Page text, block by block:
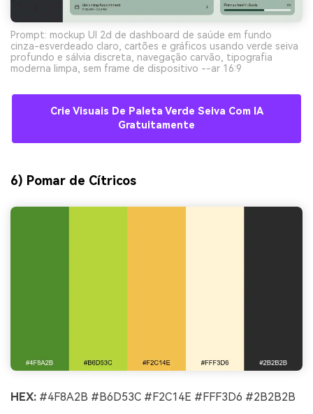
Prompt: mockup UI 2d de dashboard de saúde em fundo
cinza-esverdeado claro, cartões e gráficos usando verde seiva
profundo e sálvia discreta, navegação carvão, tipografia
moderna limpa, sem frame de dispositivo --ar 16:9
Crie Visuais De Paleta Verde Seiva Com IA
Gratuitamente
6) Pomar de Cítricos
HEX: #4F8A2B #B6D53C #F2C14E #FFF3D6 #2B2B2B